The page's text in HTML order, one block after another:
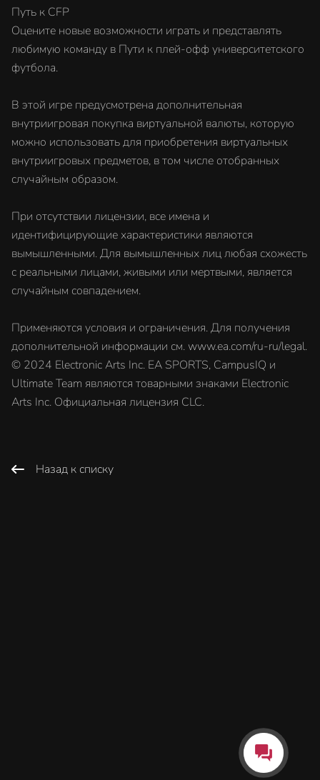
Путь к CFP
Оцените новые возможности играть и представлять
любимую команду в Пути к плей-офф университетского
футбола.
В этой игре предусмотрена дополнительная
внутриигровая покупка виртуальной валюты, которую
можно использовать для приобретения виртуальных
внутриигровых предметов, в том числе отобранных
случайным образом.
При отсутствии лицензии, все имена и
идентифицирующие характеристики являются
вымышленными. Для вымышленных лиц любая схожесть
с реальными лицами, живыми или мертвыми, является
случайным совпадением.
Применяются условия и ограничения. Для получения
дополнительной информации см. www.ea.com/ru-ru/legal.
© 2024 Electronic Arts Inc. EA SPORTS, CampusIQ и
Ultimate Team являются товарными знаками Electronic
Arts Inc. Официальная лицензия CLC.
Назад к списку